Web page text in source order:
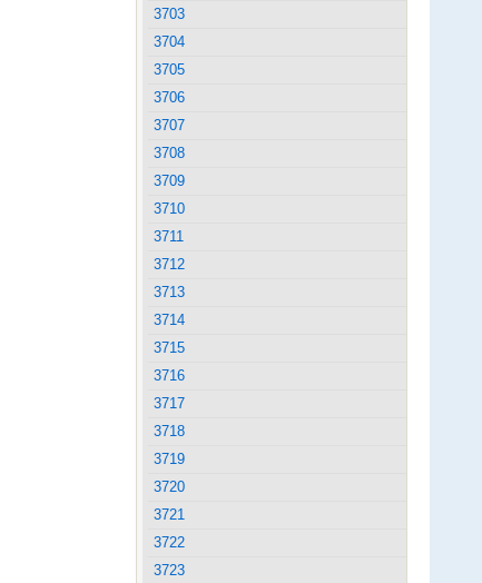
3703
3704
3705
3706
3707
3708
3709
3710
3711
3712
3713
3714
3715
3716
3717
3718
3719
3720
3721
3722
3723